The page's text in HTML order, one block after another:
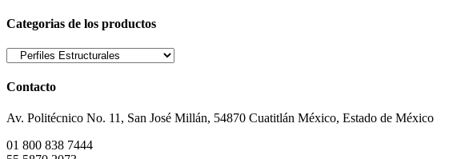
Categorias de los productos
Contacto
Av. Politécnico No. 11, San José Millán, 54870 Cuatitlán México, Estado de México
01 800 838 7444